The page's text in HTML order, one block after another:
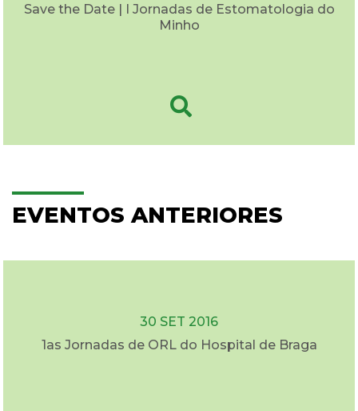
Save the Date | I Jornadas de Estomatologia do
Minho
EVENTOS ANTERIORES
30 SET 2016
1as Jornadas de ORL do Hospital de Braga